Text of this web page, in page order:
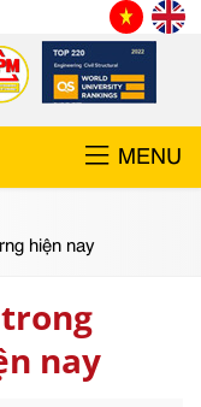
MENU
hiện nay
nay